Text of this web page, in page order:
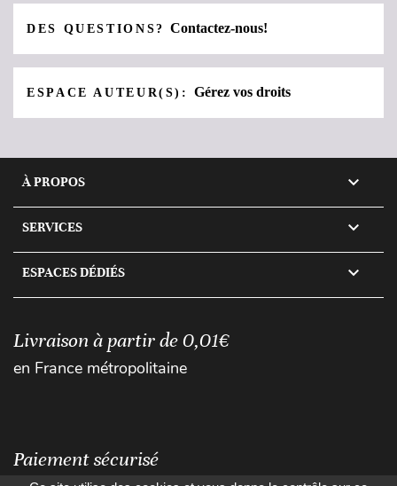
DES QUESTIONS?Contactez-nous!
ESPACE AUTEUR(S):Gérez vos droits
À PROPOS 
SERVICES 
ESPACES DÉDIÉS 
Livraison à partir de 0,01€
en France métropolitaine
Paiement sécurisé